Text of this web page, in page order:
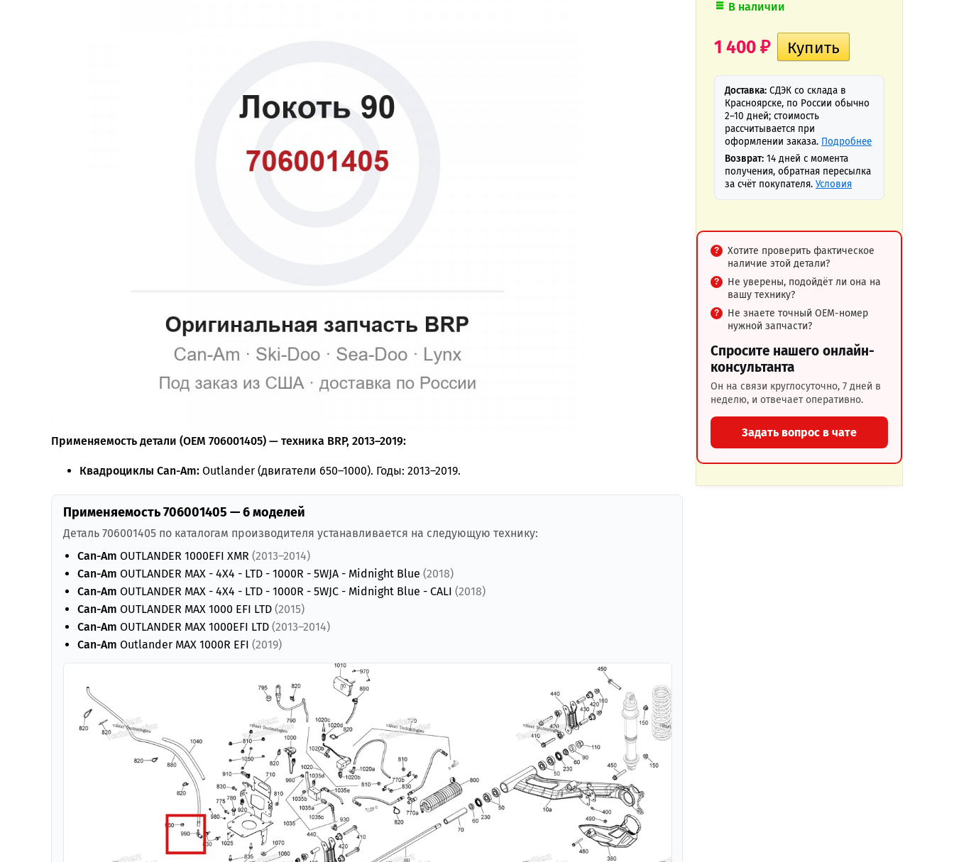
В наличии
1 400 ₽
Доставка: СДЭК со склада в
Красноярске, по России обычно
2–10 дней; стоимость
рассчитывается при
оформлении заказа. Подробнее
Возврат: 14 дней с момента
получения, обратная пересылка
за счёт покупателя. Условия
Хотите проверить фактическое
наличие этой детали?
Не уверены, подойдёт ли она на
вашу технику?
Не знаете точный OEM-номер
нужной запчасти?
Спросите нашего онлайн-
консультанта
Он на связи круглосуточно, 7 дней в
неделю, и отвечает оперативно.
Задать вопрос в чате
Применяемость детали (OEM 706001405) — техника BRP, 2013–2019:
Квадроциклы Can-Am: Outlander (двигатели 650–1000). Годы: 2013–2019.
Применяемость 706001405 — 6 моделей
Деталь 706001405 по каталогам производителя устанавливается на следующую технику:
Can-Am OUTLANDER 1000EFI XMR (2013–2014)
Can-Am OUTLANDER MAX - 4X4 - LTD - 1000R - 5WJA - Midnight Blue (2018)
Can-Am OUTLANDER MAX - 4X4 - LTD - 1000R - 5WJC - Midnight Blue - CALI (2018)
Can-Am OUTLANDER MAX 1000 EFI LTD (2015)
Can-Am OUTLANDER MAX 1000EFI LTD (2013–2014)
Can-Am Outlander MAX 1000R EFI (2019)